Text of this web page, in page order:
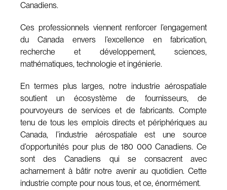
Canadiens.
Ces professionnels viennent renforcer l’engagement
du Canada envers l’excellence en fabrication,
recherche et développement, sciences,
mathématiques, technologie et ingénierie.
En termes plus larges, notre industrie aérospatiale
soutient un écosystème de fournisseurs, de
pourvoyeurs de services et de fabricants. Compte
tenu de tous les emplois directs et périphériques au
Canada, l’industrie aérospatiale est une source
d’opportunités pour plus de 180 000 Canadiens. Ce
sont des Canadiens qui se consacrent avec
acharnement à bâtir notre avenir au quotidien. Cette
industrie compte pour nous tous, et ce, énormément.